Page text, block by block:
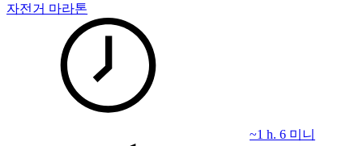
자전거 마라톤
~1 h. 6 미니